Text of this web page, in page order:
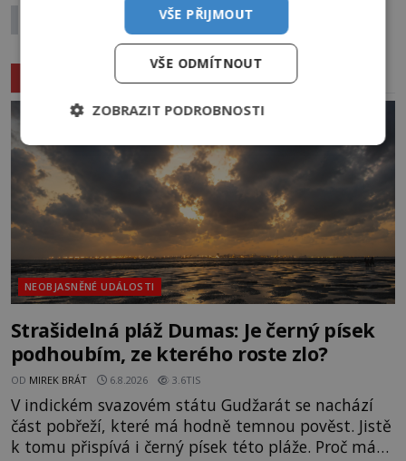
Ptáci: Znamení smrti, nebo jen pověra?
Související články
NEOBJASNĚNÉ UDÁLOSTI
Strašidelná pláž Dumas: Je černý písek
podhoubím, ze kterého roste zlo?
OD MIREK BRÁT 6.8.2026 3.6TIS
V indickém svazovém státu Gudžarát se nachází
část pobřeží, které má hodně temnou pověst. Jistě
k tomu přispívá i černý písek této pláže. Proč má
VŠE PŘIJMOUT
VŠE ODMÍTNOUT
ZOBRAZIT PODROBNOSTI